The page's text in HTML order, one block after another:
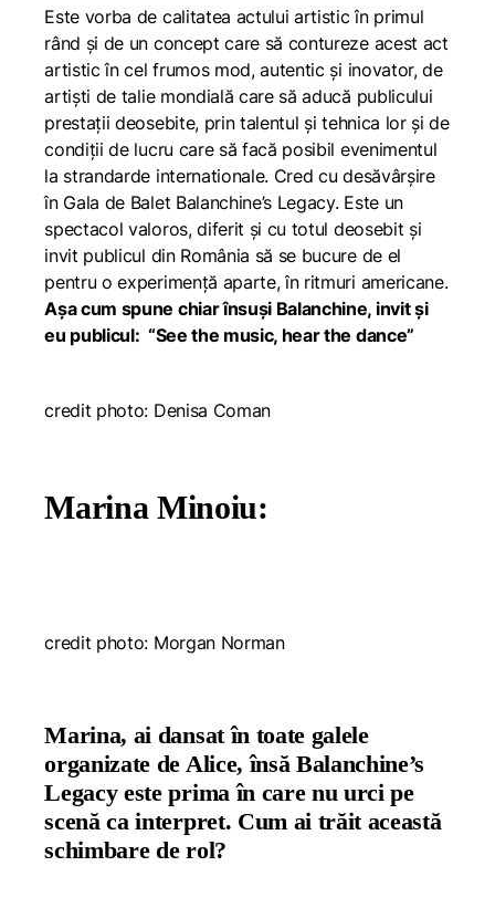
Este vorba de calitatea actului artistic în primul
rând și de un concept care să contureze acest act
artistic în cel frumos mod, autentic și inovator, de
artiști de talie mondială care să aducă publicului
prestații deosebite, prin talentul și tehnica lor și de
condiții de lucru care să facă posibil evenimentul
la strandarde internationale. Cred cu desăvârșire
în Gala de Balet Balanchine’s Legacy. Este un
spectacol valoros, diferit și cu totul deosebit și
invit publicul din România să se bucure de el
pentru o experimență aparte, în ritmuri americane.
Așa cum spune chiar însuși Balanchine, invit și
eu publicul: “See the music, hear the dance”
credit photo: Denisa Coman
Marina Minoiu:
credit photo: Morgan Norman
Marina, ai dansat în toate galele
organizate de Alice, însă Balanchine’s
Legacy este prima în care nu urci pe
scenă ca interpret. Cum ai trăit această
schimbare de rol?